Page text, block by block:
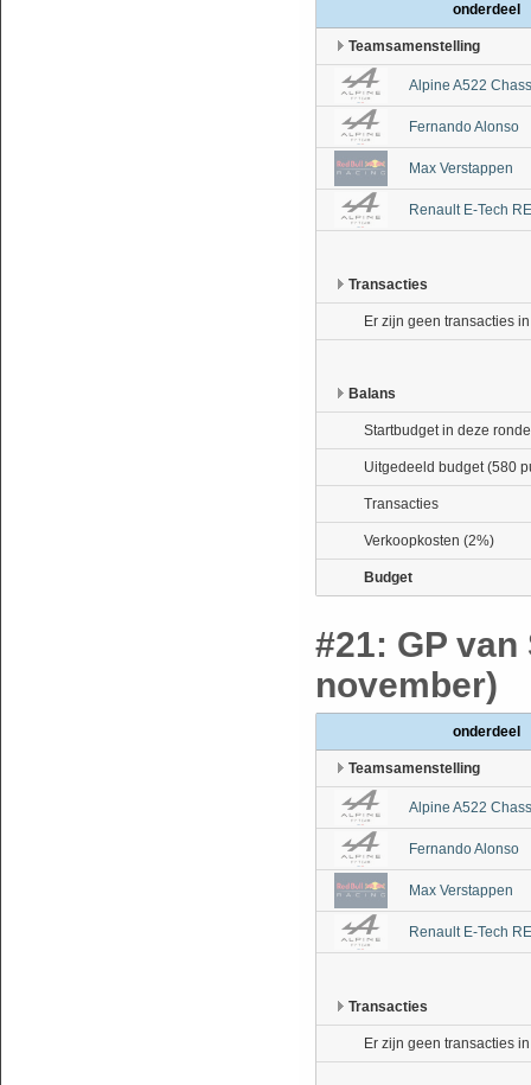
onderdeel
Teamsamenstelling
Alpine A522
Fernando Alonso
Max Verstappen
Renault E-Tech
Transacties
Er zijn geen transacties
Balans
Startbudget in deze ronde
Uitgedeeld budget (580
Transacties
Verkoopkosten (2%)
Budget
#21: GP van
november)
onderdeel
Teamsamenstelling
Alpine A522
Fernando Alonso
Max Verstappen
Renault E-Tech
Transacties
Er zijn geen transacties